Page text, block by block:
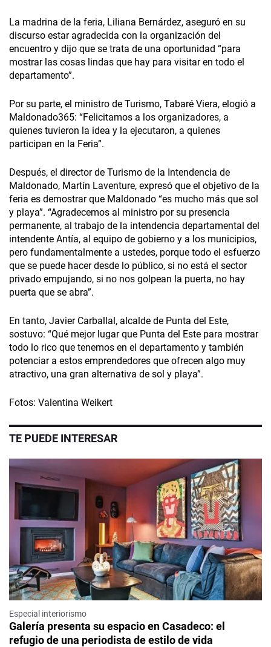
La madrina de la feria, Liliana Bernárdez, aseguró en su
discurso estar agradecida con la organización del
encuentro y dijo que se trata de una oportunidad “para
mostrar las cosas lindas que hay para visitar en todo el
departamento”.
Por su parte, el ministro de Turismo, Tabaré Viera, elogió a
Maldonado365: “Felicitamos a los organizadores, a
quienes tuvieron la idea y la ejecutaron, a quienes
participan en la Feria”.
Después, el director de Turismo de la Intendencia de
Maldonado, Martín Laventure, expresó que el objetivo de la
feria es demostrar que Maldonado “es mucho más que sol
y playa”. “Agradecemos al ministro por su presencia
permanente, al trabajo de la intendencia departamental del
intendente Antía, al equipo de gobierno y a los municipios,
pero fundamentalmente a ustedes, porque todo el esfuerzo
que se puede hacer desde lo público, si no está el sector
privado empujando, si no nos golpean la puerta, no hay
puerta que se abra”.
En tanto, Javier Carballal, alcalde de Punta del Este,
sostuvo: “Qué mejor lugar que Punta del Este para mostrar
todo lo rico que tenemos en el departamento y también
potenciar a estos emprendedores que ofrecen algo muy
atractivo, una gran alternativa de sol y playa”.
Fotos: Valentina Weikert
TE PUEDE INTERESAR
Especial interiorismo
Galería presenta su espacio en Casadeco: el
refugio de una periodista de estilo de vida